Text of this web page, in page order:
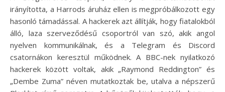
irányította, a Harrods áruház ellen is megpróbálkozott egy
hasonló támadással. A hackerek azt állítják, hogy fiatalokból
álló, laza szerveződésű csoportról van szó, akik angol
nyelven kommunikálnak, és a Telegram és Discord
csatornákon keresztül működnek. A BBC-nek nyilatkozó
hackerek között voltak, akik „Raymond Reddington” és
„Dembe Zuma” néven mutatkoztak be, utalva a népszerű